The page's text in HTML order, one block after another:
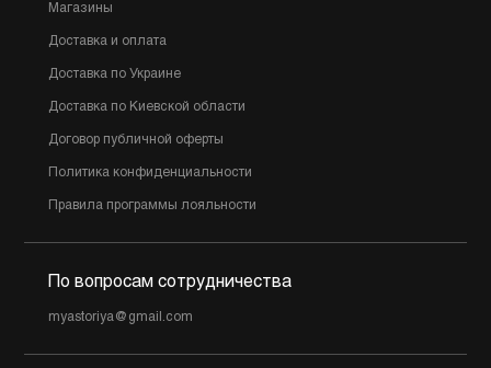
Магазины
Доставка и оплата
Доставка по Украине
Доставка по Киевской области
Договор публичной оферты
Политика конфиденциальности
Правила программы лояльности
По вопросам сотрудничества
myastoriya@gmail.com